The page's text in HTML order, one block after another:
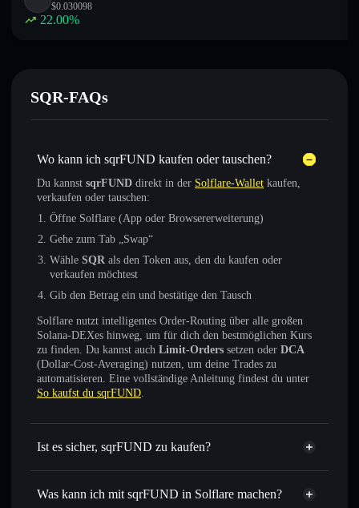
$0.030098
22.00%
SQR-FAQs
Wo kann ich sqrFUND kaufen oder tauschen?
Du kannst sqrFUND direkt in der Solflare-Wallet kaufen,
verkaufen oder tauschen:
Öffne Solflare (App oder Browsererweiterung)
Gehe zum Tab „Swap“
Wähle SQR als den Token aus, den du kaufen oder
verkaufen möchtest
Gib den Betrag ein und bestätige den Tausch
Solflare nutzt intelligentes Order-Routing über alle großen
Solana-DEXes hinweg, um für dich den bestmöglichen Kurs
zu finden. Du kannst auch Limit-Orders setzen oder DCA
(Dollar-Cost-Averaging) nutzen, um deine Trades zu
automatisieren. Eine vollständige Anleitung findest du unter
So kaufst du sqrFUND.
Ist es sicher, sqrFUND zu kaufen?
sqrFUND nicht verifiziert
Was kann ich mit sqrFUND in Solflare machen?